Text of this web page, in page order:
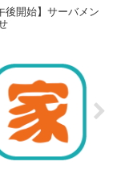
後開始】サーバメン